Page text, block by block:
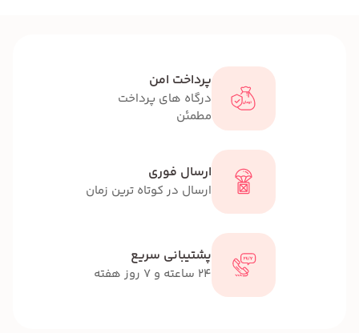
پرداخت امن
درگاه های پرداخت
مطمئن
ارسال فوری
ارسال در کوتاه ترین زمان
پشتیبانی سریع
24 ساعته و 7 روز هفته